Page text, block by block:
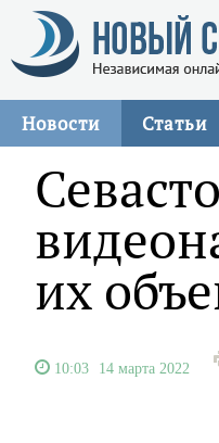
Новости Статьи
их
10:03 14 марта 2022